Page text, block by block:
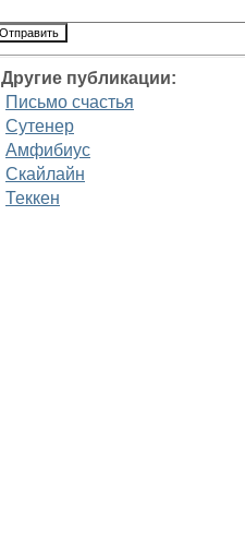
Другие публикации:
Письмо счастья
Сутенер
Амфибиус
Скайлайн
Теккен